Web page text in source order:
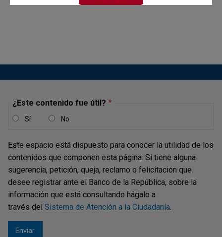
¿Este contenido fue útil?
Sí No
Este espacio está dispuesto para conocer la utilidad de los
contenidos que componen esta página. Si tiene alguna
sugerencia, petición, queja, reclamo o felicitación que
desee registrar ante el Banco de la República, sobre la
información que está consultando hágalo a
través del Sistema de Atención a la Ciudadanía.